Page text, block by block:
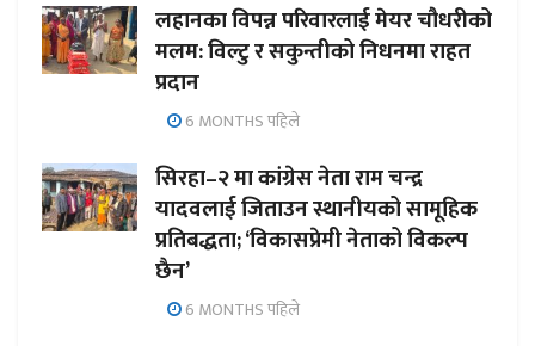
लहानका विपन्न परिवारलाई मेयर चौधरीको
मलम: विल्टु र सकुन्तीको निधनमा राहत
प्रदान
6 MONTHS पहिले
सिरहा–२ मा कांग्रेस नेता राम चन्द्र
यादवलाई जिताउन स्थानीयको सामूहिक
प्रतिबद्धता; ‘विकासप्रेमी नेताको विकल्प
छैन’
6 MONTHS पहिले